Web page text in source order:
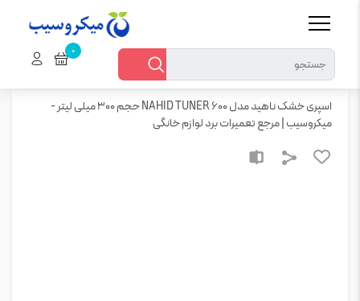
همه محصولات > ابزار ها و تجهیزات > ابزار متفرقه تعمیرات​
اسپری خشک ناهید مدل NAHID TUNER 600 حجم 300 میلی لیتر -
میکروسیب | مرجع تعمیرات برد لوازم خانگی